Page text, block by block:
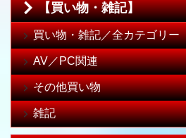
【買い物・雑記】
買い物・雑記／全カテゴリー
AV／PC関連
その他買い物
雑記